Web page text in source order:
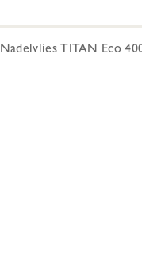
Nadelvlies TITAN Eco